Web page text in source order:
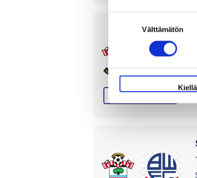
Välttämätön
Kiellä
EFL Championship